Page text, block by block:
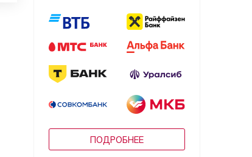
ПОДРОБНЕЕ